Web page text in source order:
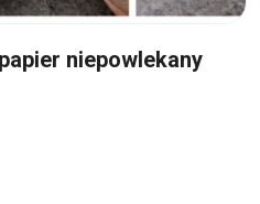
niepowlekany